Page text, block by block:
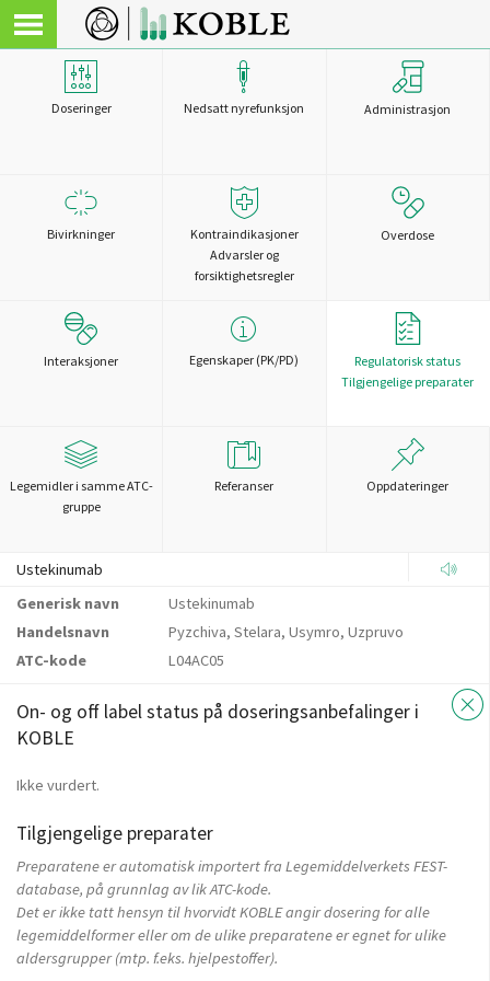
Doseringer Nedsatt nyrefunksjon Administrasjon
Bivirkninger
Kontraindikasjoner
Advarsler og
forsiktighetsregler
Overdose
Interaksjoner Egenskaper (PK/PD)
Regulatorisk status
Tilgjengelige preparater
Legemidler i samme ATC-
gruppe
Referanser Oppdateringer
Ustekinumab
Generisk navn
Ustekinumab
Handelsnavn
Pyzchiva, Stelara, Usymro, Uzpruvo
ATC-kode
L04AC05
On- og off label status på doseringsanbefalinger i
KOBLE
Ikke vurdert.
Tilgjengelige preparater
Preparatene er automatisk importert fra Legemiddelverkets FEST-
database, på grunnlag av lik ATC-kode.
Det er ikke tatt hensyn til hvorvidt KOBLE angir dosering for alle
legemiddelformer eller om de ulike preparatene er egnet for ulike
aldersgrupper (mtp. f.eks. hjelpestoffer).